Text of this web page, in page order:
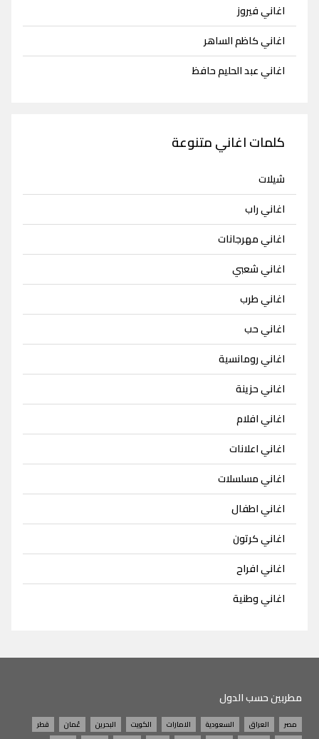
اغاني فيروز
اغاني كاظم الساهر
اغاني عبد الحليم حافظ
كلمات اغاني متنوعة
شيلات
اغاني راب
اغاني مهرجانات
اغاني شعبي
اغاني طرب
اغاني حب
اغاني رومانسية
اغاني حزينة
اغاني افلام
اغاني اعلانات
اغاني مسلسلات
اغاني اطفال
اغاني كرتون
اغاني افراح
اغاني وطنية
مطربين حسب الدول
مصر العراق السعودية الامارات الكويت البحرين عُمان
قطر